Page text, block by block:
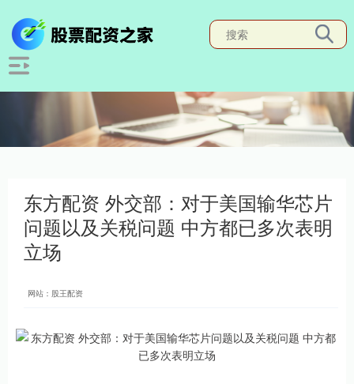
东方配资 外交部：对于美国输华芯片
问题以及关税问题 中方都已多次表明
立场
网站：股王配资